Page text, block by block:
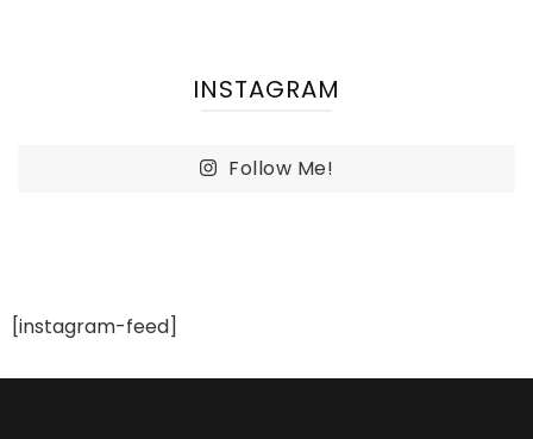
INSTAGRAM
Follow Me!
[instagram-feed]